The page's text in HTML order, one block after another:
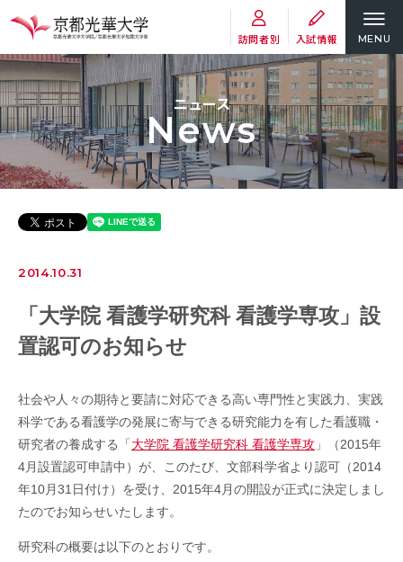
訪問者別 入試情報 MENU
ニュース
News
2014.10.31
「大学院 看護学研究科 看護学専攻」設
置認可のお知らせ
社会や人々の期待と要請に対応できる高い専門性と実践力、実践
科学である看護学の発展に寄与できる研究能力を有した看護職・
研究者の養成する「大学院 看護学研究科 看護学専攻 」（2015年
4月設置認可申請中）が、このたび、文部科学省より認可（2014
年10月31日付け）を受け、2015年4月の開設が正式に決定しまし
たのでお知らせいたします。
研究科の概要は以下のとおりです。